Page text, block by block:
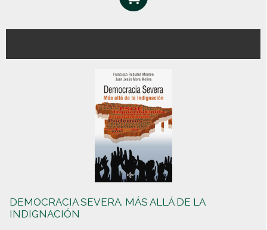
DEMOCRACIA SEVERA. MÁS ALLÁ DE LA
INDIGNACIÓN